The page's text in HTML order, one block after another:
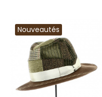
Nouveautés